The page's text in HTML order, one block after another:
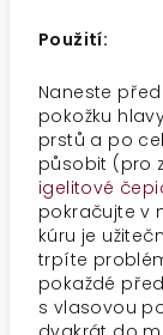
Použití:
Naneste
pokožku
prstů a po
působit (pro
igelitové
pokračujte v
kúru je
trpíte
pokaždé
s vlasovou